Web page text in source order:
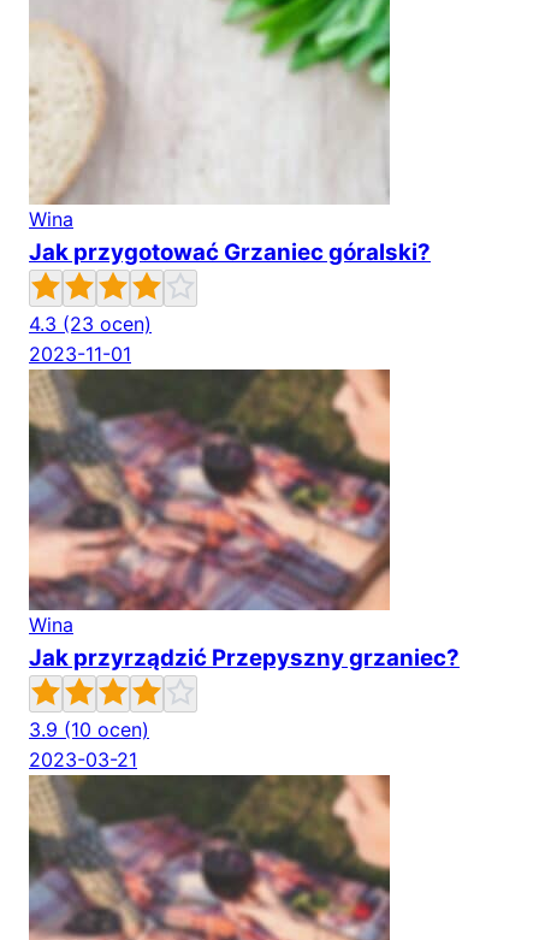
Wina
Jak przygotować Grzaniec góralski?
4.3 (23 ocen)
2023-11-01
Wina
Jak przyrządzić Przepyszny grzaniec?
3.9 (10 ocen)
2023-03-21